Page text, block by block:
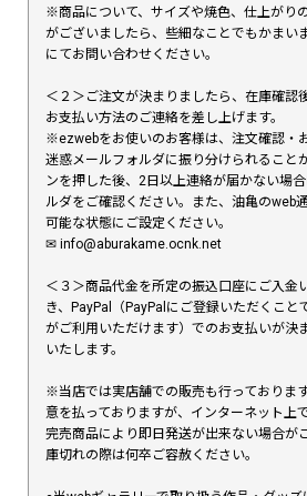
※商品について、サイズや焼色、仕上がり
がございましたら、些細なことでもかまい
にてお問い合わせください。
＜２＞ご注文が決まりましたら、在庫確認
お支払い方法のご連絡を差し上げます。
※ezwebをお使いのお客様は、注文確認・
迷惑メールフォルダに振り分けられること
ンを押した後、2日以上連絡が届かない場
ルダをご確認ください。また、油亀のweb
可能な状態にご設定ください。
✉︎ info@aburakame.ocnk.net
＜３＞商品代金を所定の振込口座にご入金
き、PayPal（PayPalにご登録いただくこと
がご利用いただけます）でのお支払いが決
いたします。
※当店では実店舗での販売も行っておりま
意を払っておりますが、インターネット上
完売商品により即日発送が出来ない場合が
庫切れの際は何卒ご容赦ください。